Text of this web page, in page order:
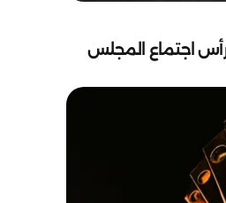
اجتماع المجلس